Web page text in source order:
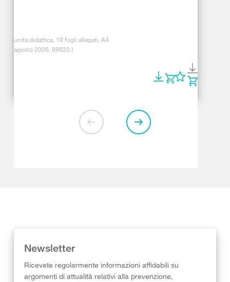
unità didattica, 18 fogli allegati, A4
agosto 2026, 88820.I
Newsletter
Ricevete regolarmente informazioni affidabili su
argomenti di attualità relativi alla prevenzione,